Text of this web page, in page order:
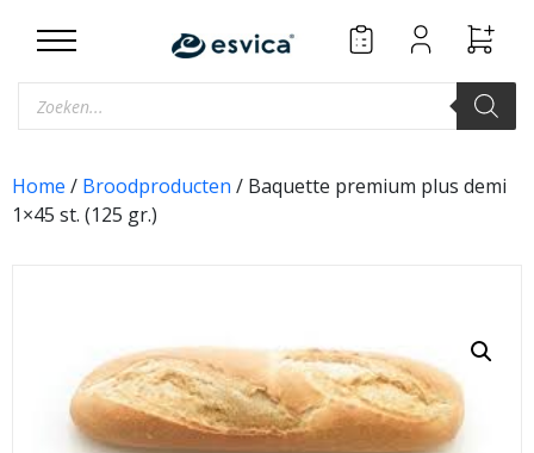
Producten
zoeken
Home / Broodproducten / Baquette premium plus demi
1×45 st. (125 gr.)